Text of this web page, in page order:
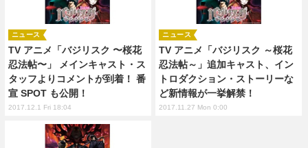
TV アニメ「バジリスク 〜桜花
忍法帖〜」 メインキャスト・ス
タッフよりコメントが到着！ 番
宣 SPOT も公開！
ニュース
2017.12.1 Fri 18:04
TV アニメ「バジリスク ～桜花
忍法帖～」追加キャスト、イン
トロダクション・ストーリーな
ど新情報が一挙解禁！
ニュース
2017.11.27 Mon 0:00